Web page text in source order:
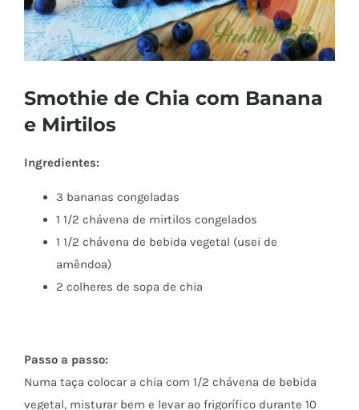
Smothie de Chia com Banana
e Mirtilos
Ingredientes:
3 bananas congeladas
1 1/2 chávena de mirtilos congelados
1 1/2 chávena de bebida vegetal (usei de
amêndoa)
2 colheres de sopa de chia
Passo a passo:
Numa taça colocar a chia com 1/2 chávena de bebida
vegetal, misturar bem e levar ao frigorífico durante 10